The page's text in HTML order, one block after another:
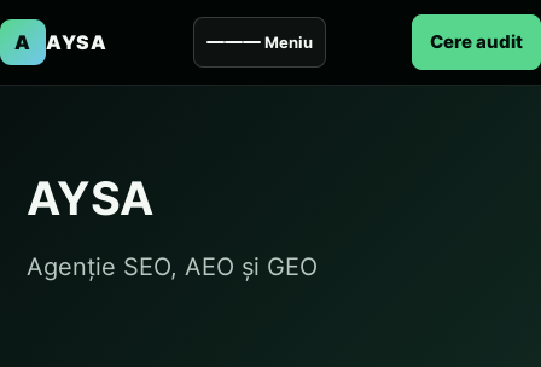
A AYSA Meniu Cere audit
AYSA
Agenție SEO, AEO și GEO